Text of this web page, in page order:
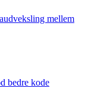
mellem
bedre kode